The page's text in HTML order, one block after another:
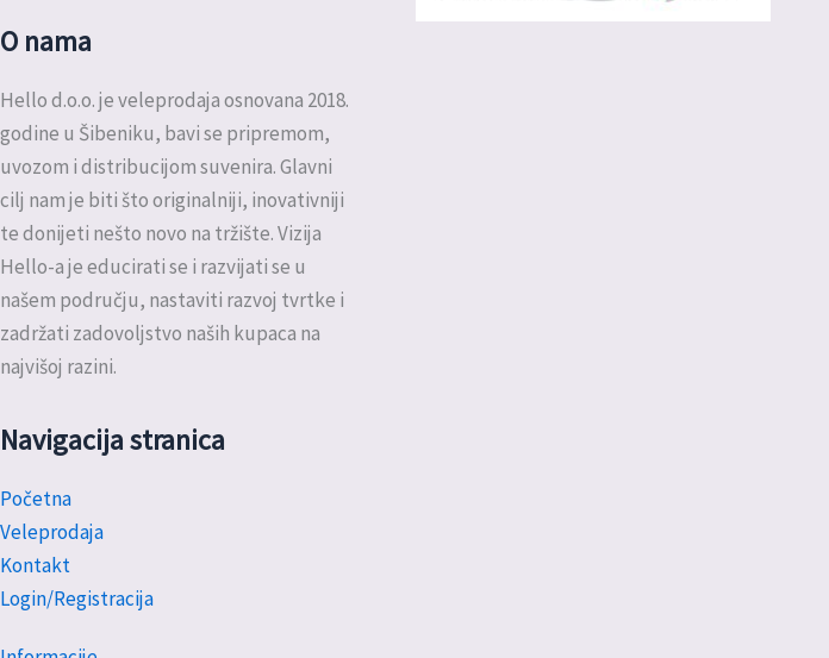
O nama
Hello d.o.o. je veleprodaja osnovana 2018.
godine u Šibeniku, bavi se pripremom,
uvozom i distribucijom suvenira. Glavni
cilj nam je biti što originalniji, inovativniji
te donijeti nešto novo na tržište. Vizija
Hello-a je educirati se i razvijati se u
našem području, nastaviti razvoj tvrtke i
zadržati zadovoljstvo naših kupaca na
najvišoj razini.
Navigacija stranica
Početna
Veleprodaja
Kontakt
Login/Registracija